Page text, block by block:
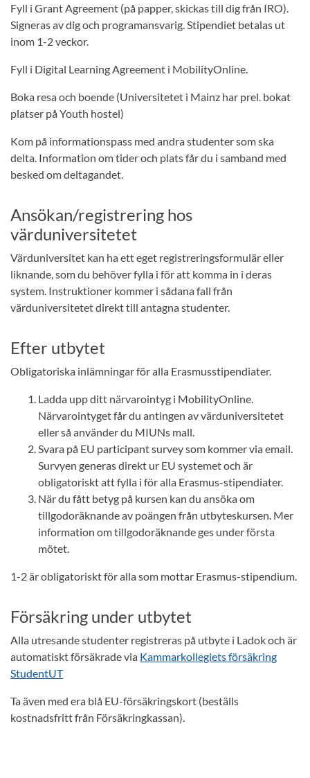
Fyll i Grant Agreement (på papper, skickas till dig från IRO).
Signeras av dig och programansvarig. Stipendiet betalas ut
inom 1-2 veckor.
Fyll i Digital Learning Agreement i MobilityOnline.
Boka resa och boende (Universitetet i Mainz har prel. bokat
platser på Youth hostel)
Kom på informationspass med andra studenter som ska
delta. Information om tider och plats får du i samband med
besked om deltagandet.
Ansökan/registrering hos
värduniversitetet
Värduniversitet kan ha ett eget registreringsformulär eller
liknande, som du behöver fylla i för att komma in i deras
system. Instruktioner kommer i sådana fall från
värduniversitetet direkt till antagna studenter.
Efter utbytet
Obligatoriska inlämningar för alla Erasmusstipendiater.
Ladda upp ditt närvarointyg i MobilityOnline.
Närvarointyget får du antingen av värduniversitetet
eller så använder du MIUNs mall.
Svara på EU participant survey som kommer via email.
Survyen generas direkt ur EU systemet och är
obligatoriskt att fylla i för alla Erasmus-stipendiater.
När du fått betyg på kursen kan du ansöka om
tillgodoräknande av poängen från utbyteskursen. Mer
information om tillgodoräknande ges under första
mötet.
1-2 är obligatoriskt för alla som mottar Erasmus-stipendium.
Försäkring under utbytet
Alla utresande studenter registreras på utbyte i Ladok och är
automatiskt försäkrade via Kammarkollegiets försäkring
StudentUT
Ta även med era blå EU-försäkringskort (beställs
kostnadsfritt från Försäkringkassan).